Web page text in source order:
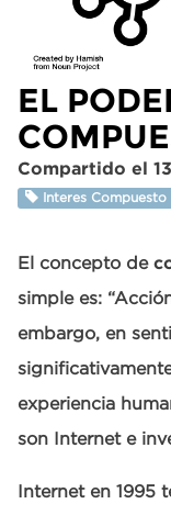
EL
Compartido el
Interes Compuesto
El concepto de
simple es:
embargo, en
experiencia
son Internet e
Internet en 1995